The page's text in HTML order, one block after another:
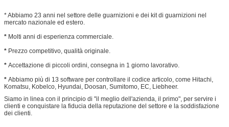
* Abbiamo 23 anni nel settore delle guarnizioni e dei kit di guarnizioni nel
mercato nazionale ed estero.
* Molti anni di esperienza commerciale.
* Prezzo competitivo, qualità originale.
* Accettazione di piccoli ordini, consegna in 1 giorno lavorativo.
* Abbiamo più di 13 software per controllare il codice articolo, come Hitachi,
Komatsu, Kobelco, Hyundai, Doosan, Sumitomo, EC, Liebheer.
Siamo in linea con il principio di "il meglio dell'azienda, il primo", per servire i
clienti e conquistare la fiducia della reputazione del settore e la soddisfazione
dei clienti.